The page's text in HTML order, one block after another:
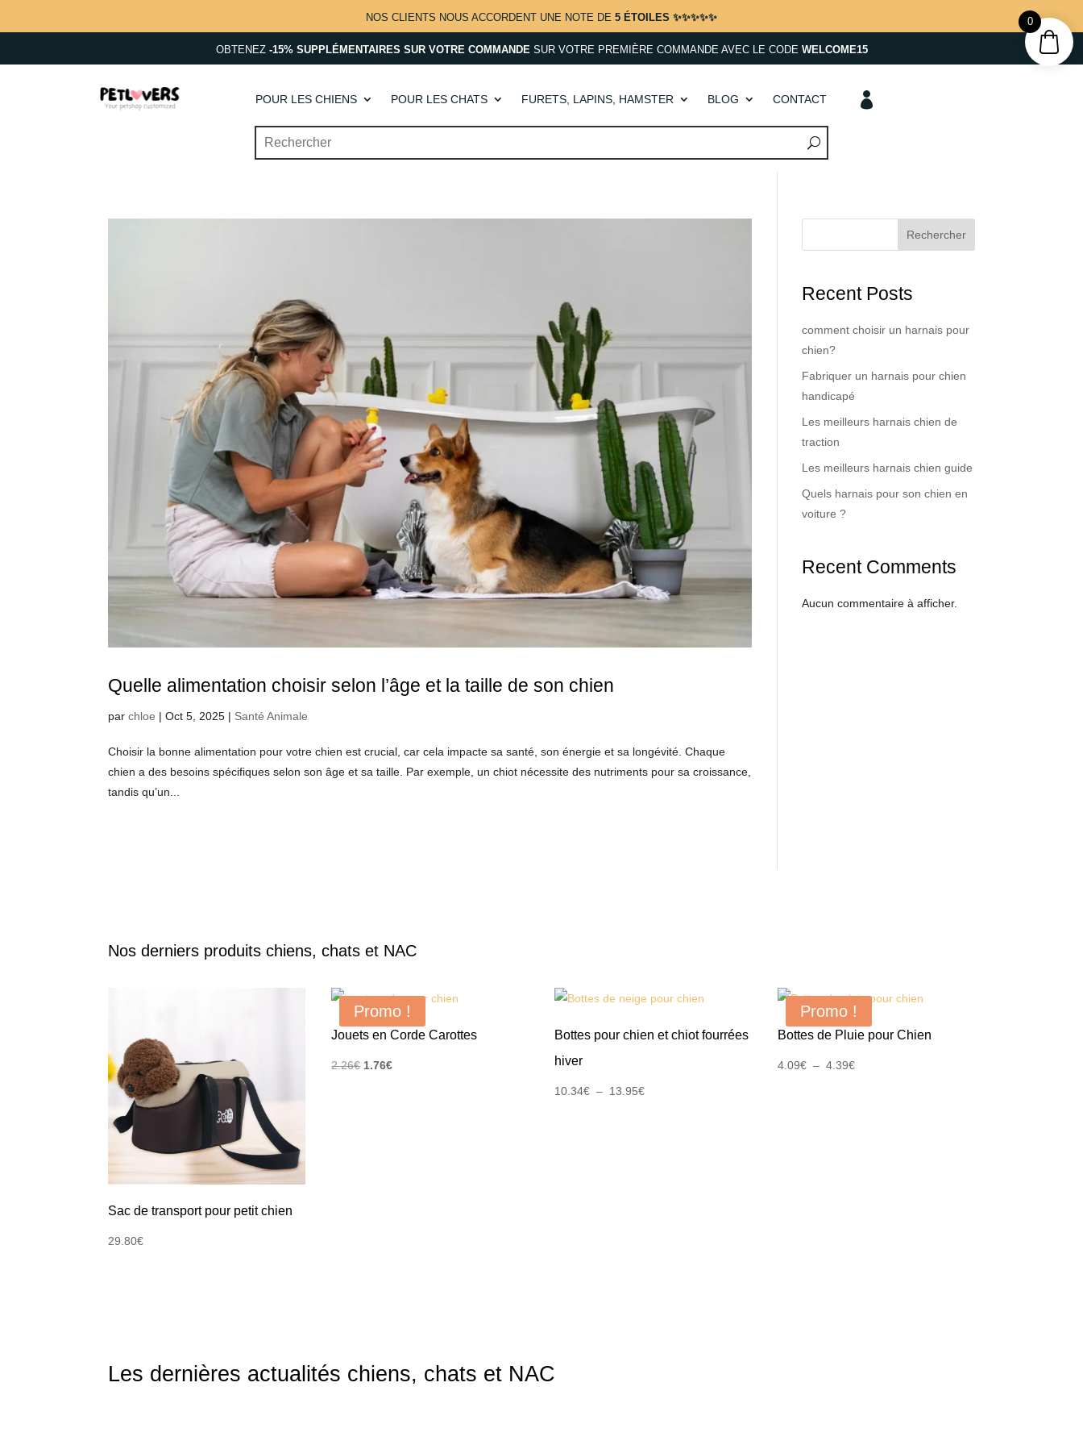
NOS CLIENTS NOUS ACCORDENT UNE NOTE DE 5 ÉTOILES ✨✨✨✨✨
OBTENEZ -15% SUPPLÉMENTAIRES SUR VOTRE COMMANDESUR VOTRE PREMIÈRE COMMANDE AVEC LE CODE WELCOME15
POUR LES CHIENS POUR LES CHATS FURETS, LAPINS, HAMSTER BLOG CONTACT 
Quelle alimentation choisir selon l’âge et la taille de son chien
parchloe |Oct 5, 2025 | Santé Animale
Choisir la bonne alimentation pour votre chien est crucial, car cela impacte sa santé, son énergie et sa longévité. Chaque
chien a des besoins spécifiques selon son âge et sa taille. Par exemple, un chiot nécessite des nutriments pour sa croissance,
tandis qu’un...
Rechercher
Recent Posts
comment choisir un harnais pour
chien?
Fabriquer un harnais pour chien
handicapé
Les meilleurs harnais chien de
traction
Les meilleurs harnais chien guide
Quels harnais pour son chien en
voiture ?
Recent Comments
Aucun commentaire à afficher.
Nos derniers produits chiens, chats et NAC
Sac de transport pour petit chien
29.80€
Promo !
Jouets en Corde Carottes
2.26€ Le
1.76€Le
Bottes pour chien et chiot fourrées
hiver
10.34€ – 13.95€Plage
Promo !
Bottes de Pluie pour Chien
4.09€ – 4.39€Plage
Les dernières actualités chiens, chats et NAC
0